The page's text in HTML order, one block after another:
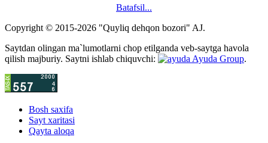
Batafsil...
Copyright © 2015-2026 "Quyliq dehqon bozori" AJ.
Saytdan olingan ma`lumotlarni chop etilganda veb-saytga havola
qilish majburiy. Saytni ishlab chiquvchi:
Ayuda Group.
Bosh saxifa
Sayt xaritasi
Qayta aloqa